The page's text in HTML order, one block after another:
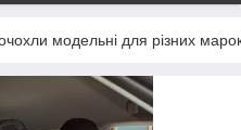
модельні для різних